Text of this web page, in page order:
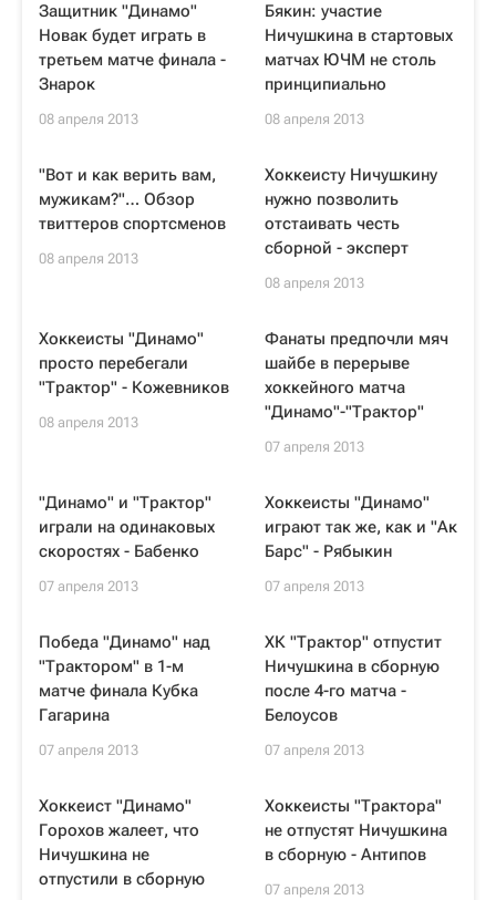
Защитник "Динамо"
Новак будет играть в
третьем матче финала -
Знарок
08 апреля 2013
Бякин: участие
Ничушкина в стартовых
матчах ЮЧМ не столь
принципиально
08 апреля 2013
"Вот и как верить вам,
мужикам?"… Обзор
твиттеров спортсменов
08 апреля 2013
Хоккеисту Ничушкину
нужно позволить
отстаивать честь
сборной - эксперт
08 апреля 2013
Хоккеисты "Динамо"
просто перебегали
"Трактор" - Кожевников
08 апреля 2013
Фанаты предпочли мяч
шайбе в перерыве
хоккейного матча
"Динамо"-"Трактор"
07 апреля 2013
"Динамо" и "Трактор"
играли на одинаковых
скоростях - Бабенко
07 апреля 2013
Хоккеисты "Динамо"
играют так же, как и "Ак
Барс" - Рябыкин
07 апреля 2013
Победа "Динамо" над
"Трактором" в 1-м
матче финала Кубка
Гагарина
07 апреля 2013
ХК "Трактор" отпустит
Ничушкина в сборную
после 4-го матча -
Белоусов
07 апреля 2013
Хоккеист "Динамо"
Горохов жалеет, что
Ничушкина не
отпустили в сборную
Хоккеисты "Трактора"
не отпустят Ничушкина
в сборную - Антипов
07 апреля 2013